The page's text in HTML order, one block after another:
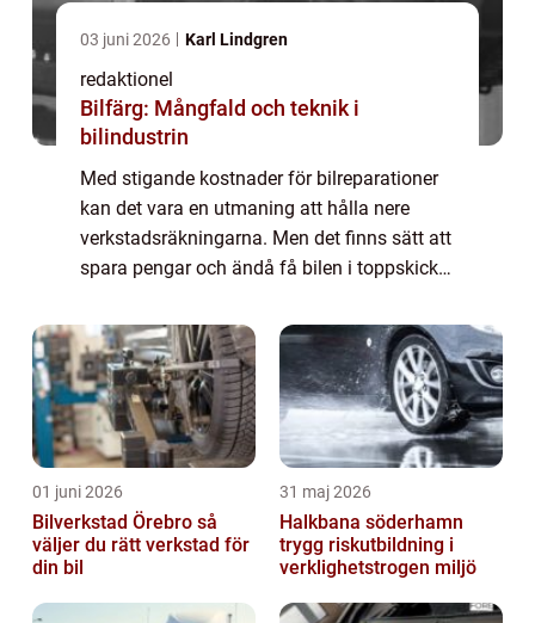
03 juni 2026 Karl Lindgren
redaktionel
Bilfärg: Mångfald och teknik i
bilindustrin
Med stigande kostnader för bilreparationer
kan det vara en utmaning att hålla nere
verkstadsräkningarna. Men det finns sätt att
spara pengar och ändå få bilen i toppskick. I
01 juni 2026
Bilverkstad Örebro så
väljer du rätt verkstad för
din bil
31 maj 2026
Halkbana söderhamn
trygg riskutbildning i
verklighetstrogen miljö